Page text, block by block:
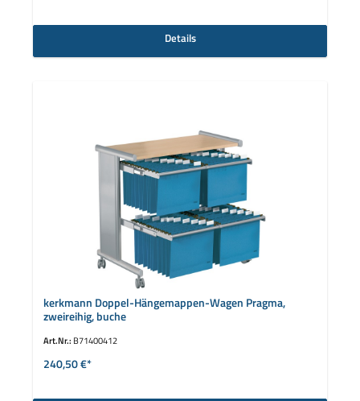
Details
kerkmann Doppel-Hängemappen-Wagen Pragma,
zweireihig, buche
Art.Nr.: B71400412
240,50 €*